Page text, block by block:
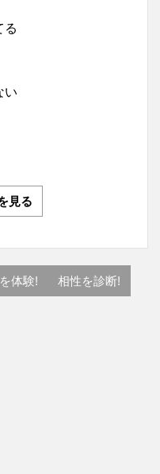
る
い
見る
体験! 相性を診断!